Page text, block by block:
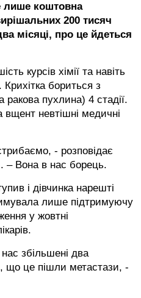
лише коштовна
200 тисяч
місяці, про це йдеться
курсів хімії та навіть
Крихітка бориться з
пухлина) 4 стадії.
невтішні медичні
- розповідає
– Вона в нас борець.
і дівчинка нарешті
лише підтримуючу
у жовтні
збільшені два
що це пішли метастази, -